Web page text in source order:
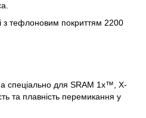
з тефлоновим покриттям 2200
спеціально для SRAM 1x™, X-
та плавність перемикання у